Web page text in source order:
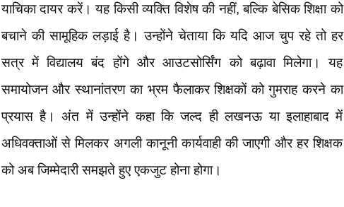
याचिका दायर करें। यह किसी व्यक्ति विशेष की नहीं, बल्कि बेसिक शिक्षा को
बचाने की सामूहिक लड़ाई है। उन्होंने चेताया कि यदि आज चुप रहे तो हर
सत्र में विद्यालय बंद होंगे और आउटसोर्सिंग को बढ़ावा मिलेगा। यह
समायोजन और स्थानांतरण का भ्रम फैलाकर शिक्षकों को गुमराह करने का
प्रयास है। अंत में उन्होंने कहा कि जल्द ही लखनऊ या इलाहाबाद में
अधिवक्ताओं से मिलकर अगली कानूनी कार्यवाही की जाएगी और हर शिक्षक
को अब जिम्मेदारी समझते हुए एकजुट होना होगा।